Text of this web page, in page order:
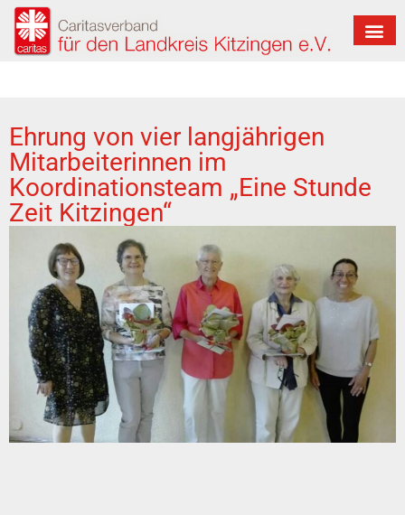
Ehrung von vier langjährigen
Mitarbeiterinnen im
Koordinationsteam „Eine Stunde
Zeit Kitzingen“